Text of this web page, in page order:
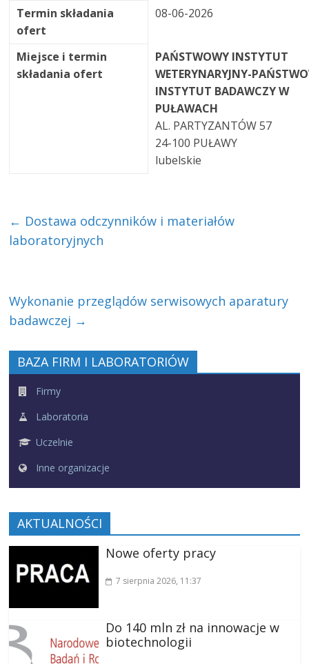
Termin składania
ofert
08-06-2026
Miejsce i termin
składania ofert
PAŃSTWOWY INSTYTUT
WETERYNARYJNY-
INSTYTUT BADAWCZY W
PUŁAWACH
AL. PARTYZANTÓW 57
24-100 PUŁAWY
lubelskie
← Dostawa odczynników i materiałów
laboratoryjnych
Wykonanie przeglądów serwisowych aparatury
badawczej →
BAZA FIRM I LABORATORIÓW
Firmy
Laboratoria
Uczelnie
Inne organizacje
AKTUALNOŚCI
Nowe oferty pracy
7 sierpnia 2026, 11:37
Do 140 mln zł na innowacje w
biotechnologii